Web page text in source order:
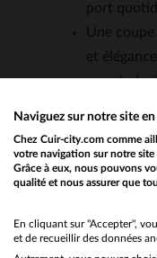
port
Une
et
Un col
Une
Deux
Would you like to
Naviguez sur notre site
Chez Cuir-city.com comme
votre navigation sur notre
Grâce à eux, nous pouvons
qualité et nous assurer que
En cliquant sur "Accepter",
et de recueillir des données